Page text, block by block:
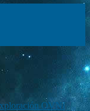
OVNI